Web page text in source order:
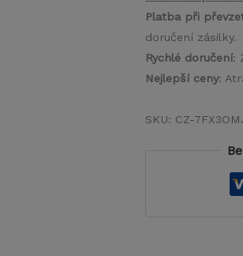
Platba při
doručení zásilky.
Rychlé doručení:
Nejlepší ceny:
SKU: CZ-